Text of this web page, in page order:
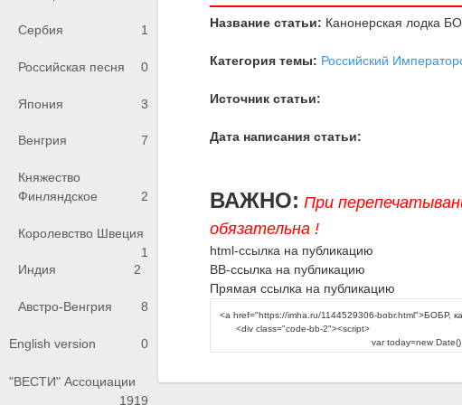
Сербия 1
Российская песня 0
Япония 3
Венгрия 7
Княжество
Финляндское
2
Королевство Швеция
1
Индия
2
Австро-Венгрия 8
English version 0
"ВЕСТИ" Ассоциации
1919
Название статьи: Канонерская лодка
Категория темы: Российский
Источник статьи:
Дата написания статьи:
ВАЖНО: При
обязательна !
html-ссылка на публикацию
BB-ссылка на публикацию
Прямая ссылка на публикацию